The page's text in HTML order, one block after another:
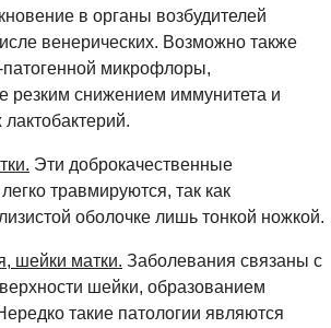
в органы возбудителей
венерических. Возможно также
патогенной микрофлоры,
резким снижением иммунитета и
Эти доброкачественные
травмируются, так как
оболочке лишь тонкой ножкой.
шейки матки. Заболевания связаны с
шейки, образованием
такие патологии являются